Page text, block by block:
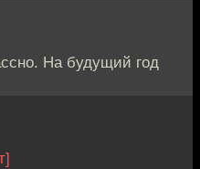
На будущий год